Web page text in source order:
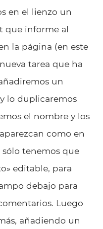
en el lienzo un
que informe al
la página (en este
tarea que ha
un
lo duplicaremos
el nombre y los
como en
tenemos que
editable, para
debajo para
Luego
añadiendo un